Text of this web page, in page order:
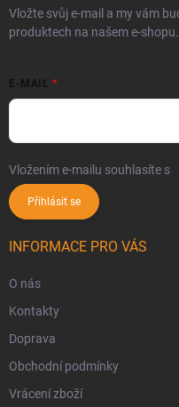
Vložte svůj e-mail a my vám
produktech na našem e-shopu.
E-MAIL
Vložením e-mailu souhlasíte s
Přihlásit se
INFORMACE PRO VÁS
O nás
Kontakty
Doprava
Obchodní podmínky
Vrácení zboží